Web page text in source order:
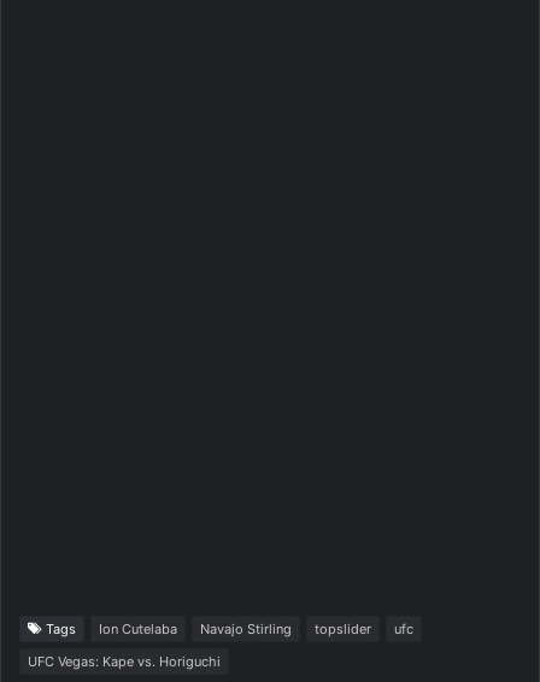
Tags Ion Cutelaba Navajo Stirling topslider
ufc
UFC Vegas: Kape vs. Horiguchi